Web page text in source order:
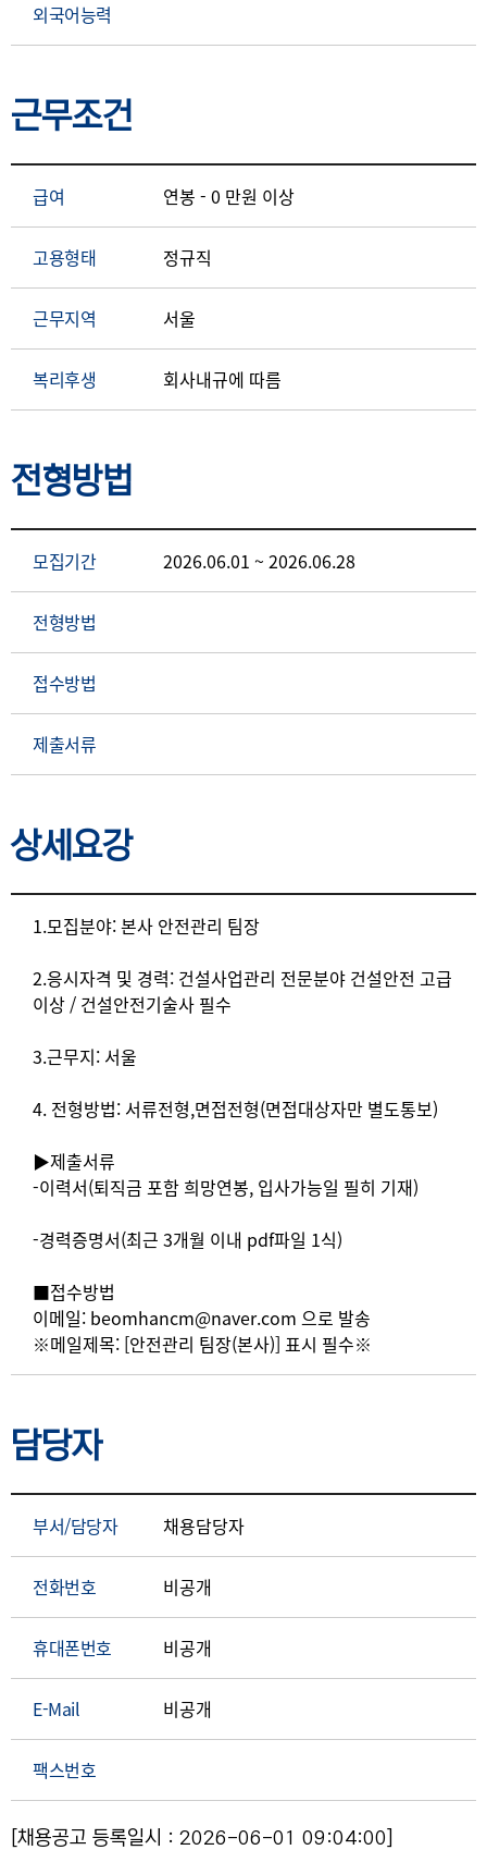
외국어능력
근무조건
급여 연봉 - 0 만원 이상
고용형태 정규직
근무지역 서울
복리후생 회사내규에 따름
전형방법
모집기간 2026.06.01 ~ 2026.06.28
전형방법
접수방법
제출서류
상세요강
상세요강
1.모집분야: 본사 안전관리 팀장
2.응시자격 및 경력: 건설사업관리 전문분야 건설안전 고급
이상 / 건설안전기술사 필수
3.근무지: 서울
4. 전형방법: 서류전형,면접전형(면접대상자만 별도통보)
▶제출서류
-이력서(퇴직금 포함 희망연봉, 입사가능일 필히 기재)
-경력증명서(최근 3개월 이내 pdf파일 1식)
■접수방법
이메일: beomhancm@naver.com 으로 발송
※메일제목: [안전관리 팀장(본사)] 표시 필수※
담당자
부서/담당자 채용담당자
전화번호 비공개
휴대폰번호 비공개
E-Mail 비공개
팩스번호
[채용공고 등록일시 : 2026-06-01 09:04:00]